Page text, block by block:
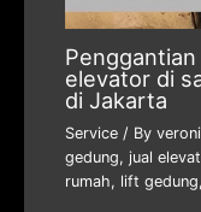
elevator di
di Jakarta
Service / By
gedung, jual
rumah, lift gedung,